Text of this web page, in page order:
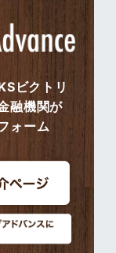
ビクトリ
融機関が
ォーム